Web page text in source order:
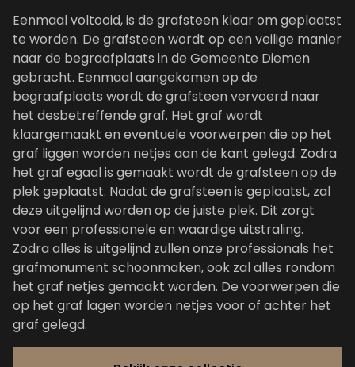
Eenmaal voltooid, is de grafsteen klaar om geplaatst
te worden. De grafsteen wordt op een veilige manier
naar de begraafplaats in de Gemeente Diemen
gebracht. Eenmaal aangekomen op de
begraafplaats wordt de grafsteen vervoerd naar
het desbetreffende graf. Het graf wordt
klaargemaakt en eventuele voorwerpen die op het
graf liggen worden netjes aan de kant gelegd. Zodra
het graf egaal is gemaakt wordt de grafsteen op de
plek geplaatst. Nadat de grafsteen is geplaatst, zal
deze uitgelijnd worden op de juiste plek. Dit zorgt
voor een professionele en waardige uitstraling.
Zodra alles is uitgelijnd zullen onze professionals het
grafmonument schoonmaken, ook zal alles rondom
het graf netjes gemaakt worden. De voorwerpen die
op het graf lagen worden netjes voor of achter het
graf gelegd.